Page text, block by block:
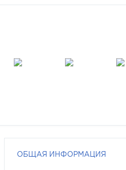
ОБЩАЯ ИНФОРМАЦИЯ